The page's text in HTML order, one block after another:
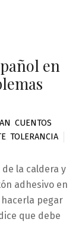
en
,CUENTOS
,TOLERANCIA
la caldera y
adhesivo en
pegar
que debe